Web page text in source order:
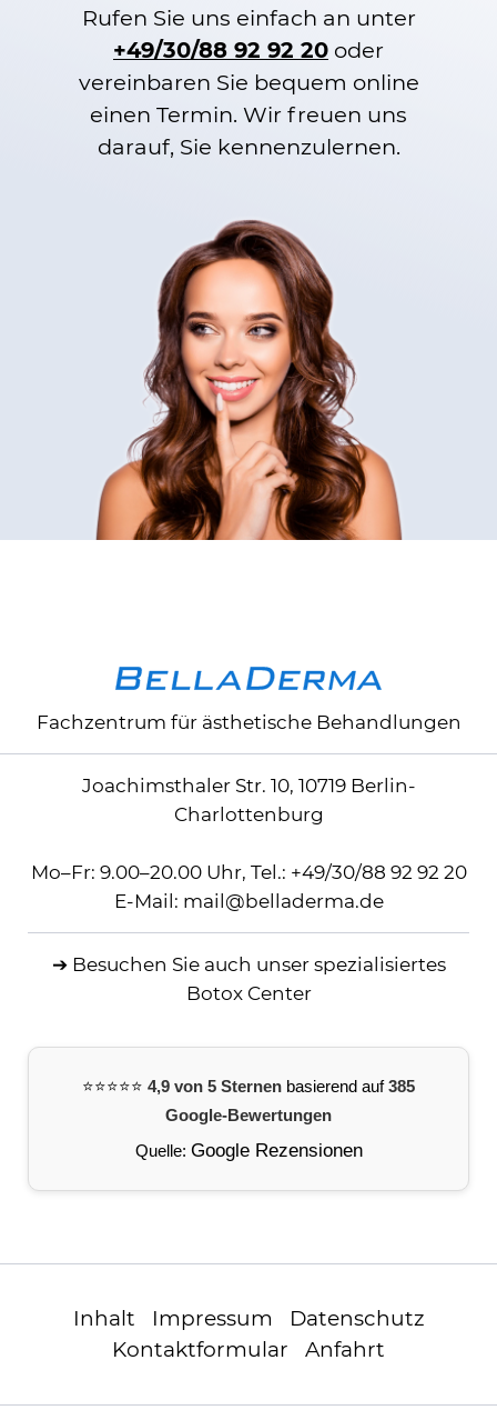
Rufen Sie uns einfach an unter
+49/30/88 92 92 20 oder
vereinbaren Sie bequem online
einen Termin. Wir freuen uns
darauf, Sie kennenzulernen.
Fachzentrum für ästhetische Behandlungen
Joachimsthaler Str. 10, 10719 Berlin-
Charlottenburg
Mo–Fr: 9.00–20.00 Uhr, Tel.: +49/30/88 92 92 20
E-Mail: mail @belladerma.de
➔ Besuchen Sie auch unser spezialisiertes
Botox Center
⭐️⭐️⭐️⭐️⭐️ 4,9 von 5 Sternen basierend auf385
Google-Bewertungen
Quelle: Google Rezensionen
Inhalt Impressum
Datenschutz
Kontaktformular
Anfahrt